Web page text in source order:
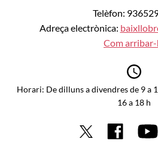
Telèfon:
Adreça electrònica:
Com
Horari: De dilluns a divendres de 9 a
16 a 18 h